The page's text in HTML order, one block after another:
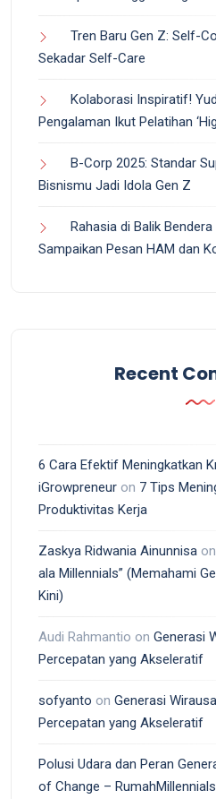
Tren Baru Gen Z: Self-
Sekadar Self-Care
Kolaborasi Inspiratif!
Pengalaman Ikut Pelatihan
B-Corp 2025: Standar
Bisnismu Jadi Idola Gen Z
Rahasia di Balik
Sampaikan Pesan HAM dan
Recent
6 Cara Efektif Meningkatkan
iGrowpreneur on 7 Tips
Produktivitas Kerja
Zaskya Ridwania Ainunnisa on
ala Millennials” (Memahami
Kini)
Audi Rahmantio on Generasi
Percepatan yang Akseleratif
sofyanto on Generasi
Percepatan yang Akseleratif
Polusi Udara dan Peran
of Change –